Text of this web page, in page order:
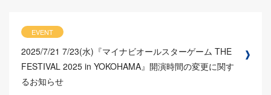
EVENT
2025/7/21 7/23(水)『マイナビオールスターゲーム THE
FESTIVAL 2025 in YOKOHAMA』開演時間の変更に関す
るお知らせ